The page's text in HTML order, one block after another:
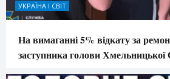
УКРАЇНА І СВІТ
На вимаганні 5% відкату за
заступника голови